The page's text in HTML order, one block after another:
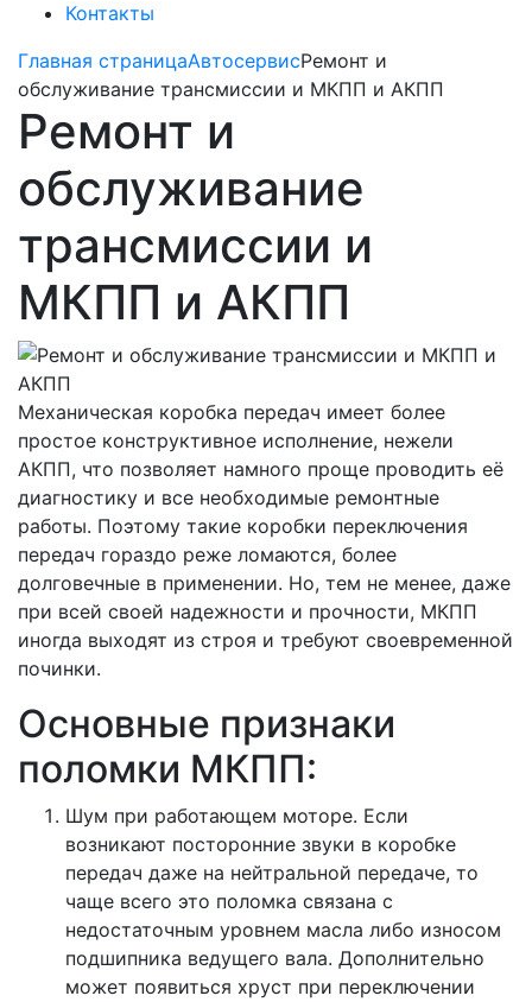
Контакты
Главная страницаАвтосервисРемонт и
обслуживание трансмиссии и МКПП и АКПП
Ремонт и
обслуживание
трансмиссии и
МКПП и АКПП
Механическая коробка передач имеет более
простое конструктивное исполнение, нежели
АКПП, что позволяет намного проще проводить её
диагностику и все необходимые ремонтные
работы. Поэтому такие коробки переключения
передач гораздо реже ломаются, более
долговечные в применении. Но, тем не менее, даже
при всей своей надежности и прочности, МКПП
иногда выходят из строя и требуют своевременной
починки.
Основные признаки
поломки МКПП:
Шум при работающем моторе. Если
возникают посторонние звуки в коробке
передач даже на нейтральной передаче, то
чаще всего это поломка связана с
недостаточным уровнем масла либо износом
подшипника ведущего вала. Дополнительно
может появиться хруст при переключении